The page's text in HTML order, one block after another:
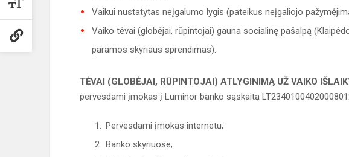
Vaikui nustatytas neįgalumo lygis (pateikus neįgaliojo
Vaiko tėvai (globėjai, rūpintojai) gauna socialinę pašalpą
paramos skyriaus sprendimas).
TĖVAI (GLOBĖJAI, RŪPINTOJAI) ATLYGINIMĄ UŽ VAIKO
pervesdami įmokas į Luminor banko sąskaitą
Pervesdami įmokas internetu;
Banko skyriuose;